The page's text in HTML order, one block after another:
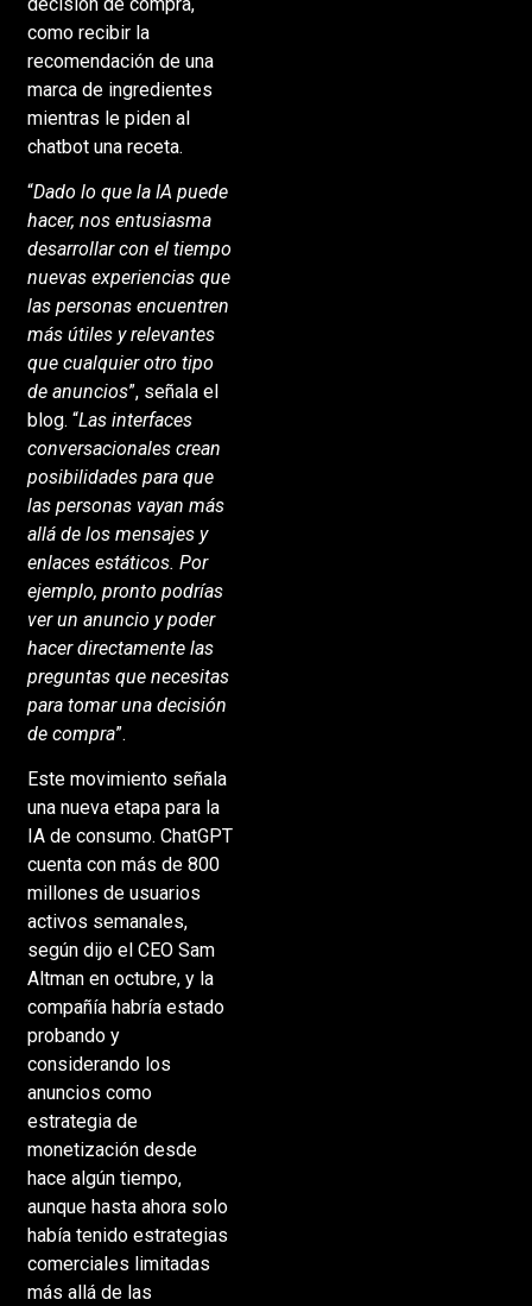
como recibir la
recomendación de una
marca de ingredientes
mientras le piden al
chatbot una receta.
“Dado lo que la IA puede
hacer, nos entusiasma
desarrollar con el tiempo
nuevas experiencias que
las personas encuentren
más útiles y relevantes
que cualquier otro tipo
de anuncios”, señala el
blog. “Las interfaces
conversacionales crean
posibilidades para que
las personas vayan más
allá de los mensajes y
enlaces estáticos. Por
ejemplo, pronto podrías
ver un anuncio y poder
hacer directamente las
preguntas que necesitas
para tomar una decisión
de compra”.
Este movimiento señala
una nueva etapa para la
IA de consumo. ChatGPT
cuenta con más de 800
millones de usuarios
activos semanales,
según dijo el CEO Sam
Altman en octubre, y la
compañía habría estado
probando y
considerando los
anuncios como
estrategia de
monetización desde
hace algún tiempo,
aunque hasta ahora solo
había tenido estrategias
comerciales limitadas
más allá de las